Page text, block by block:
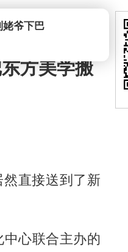
方美学搬
直接送到了新
心联合主办的